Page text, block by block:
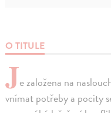
O TITULE
Je založena na
vnímat potřeby a pocity